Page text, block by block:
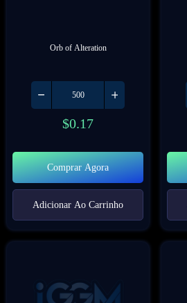
Orb of Alteration
$0.17
Comprar Agora
Adicionar Ao Carrinho